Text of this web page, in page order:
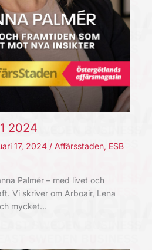
2024
17, 2024 / Affärsstaden, ESB
Palmér – med livet och
Vi skriver om Arboair, Lena
mycket…